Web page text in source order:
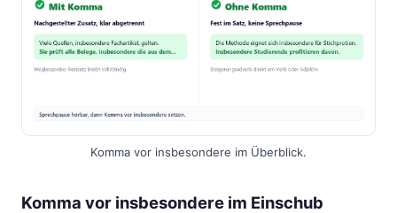
Komma vor insbesondere im Überblick.
Komma vor insbesondere im Einschub